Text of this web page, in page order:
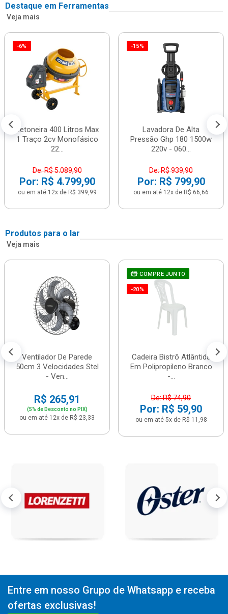
Destaque em Ferramentas
Veja mais
-6%
Betoneira 400 Litros Max
1 Traço 2cv Monofásico
22...
De: R$ 5.089,90
Por: R$ 4.799,90
ou em até 12x de R$ 399,99
-15%
Lavadora De Alta
Pressão Ghp 180 1500w
220v - 060...
De: R$ 939,90
Por: R$ 799,90
ou em até 12x de R$ 66,66
Produtos para o lar
Veja mais
Ventilador De Parede
50cm 3 Velocidades Stel
- Ven...
R$ 265,91
(5% de Desconto no PIX)
ou em até 12x de R$ 23,33
COMPRE JUNTO
-20%
Cadeira Bistrô Atlântida
Em Polipropileno Branco
-...
De: R$ 74,90
Por: R$ 59,90
ou em até 5x de R$ 11,98
Entre em nosso Grupo de Whatsapp e receba
ofertas exclusivas!